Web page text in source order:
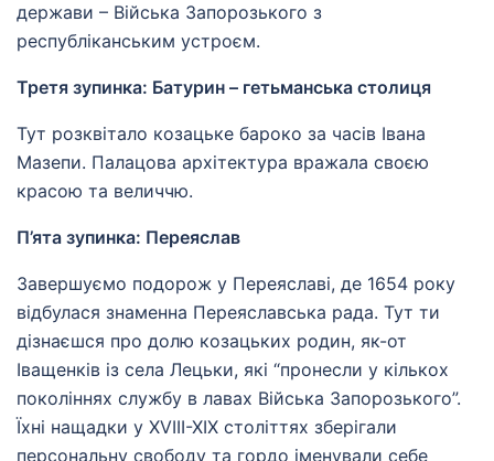
держави – Війська Запорозького з
республіканським устроєм.
Третя зупинка: Батурин – гетьманська столиця
Тут розквітало козацьке бароко за часів Івана
Мазепи. Палацова архітектура вражала своєю
красою та величчю.
П’ята зупинка: Переяслав
Завершуємо подорож у Переяславі, де 1654 року
відбулася знаменна Переяславська рада. Тут ти
дізнаєшся про долю козацьких родин, як-от
Іващенків із села Лецьки, які “пронесли у кількох
поколіннях службу в лавах Війська Запорозького”.
Їхні нащадки у XVIII-XIX століттях зберігали
персональну свободу та гордо іменували себе